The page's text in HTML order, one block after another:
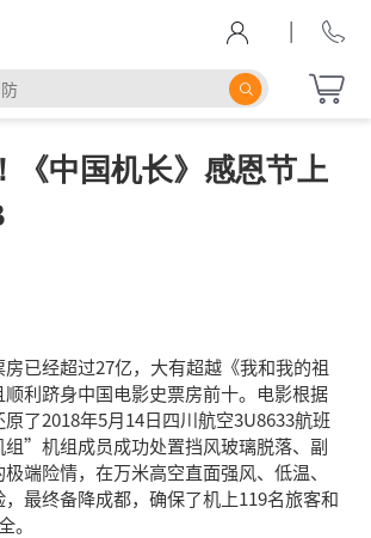
|
《中国机长》感恩节上
房已经超过27亿，大有超越《我和我的祖
利跻身中国电影史票房前十。电影根据
了2018年5月14日四川航空3U8633航班
组”机组成员成功处置挡风玻璃脱落、副
端险情，在万米高空直面强风、低温、
最终备降成都，确保了机上119名旅客和
。